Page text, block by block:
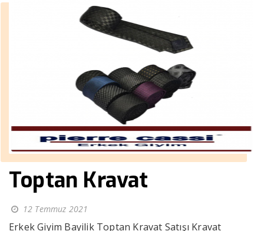
Toptan Kravat
12 Temmuz 2021
Erkek Giyim Bayilik Toptan Kravat Satışı Kravat